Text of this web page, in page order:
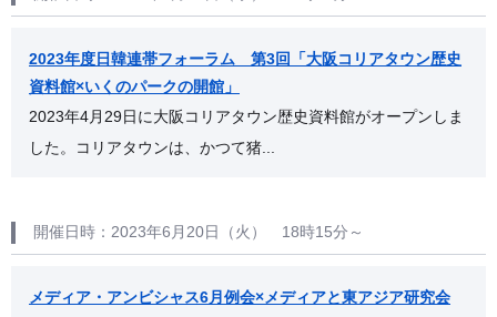
2023年度日韓連帯フォーラム 第3回「大阪コリアタウン歴史
資料館×いくのパークの開館」
2023年4月29日に大阪コリアタウン歴史資料館がオープンしま
した。コリアタウンは、かつて猪...
開催日時：2023年6月20日（火） 18時15分～
メディア・アンビシャス6月例会×メディアと東アジア研究会